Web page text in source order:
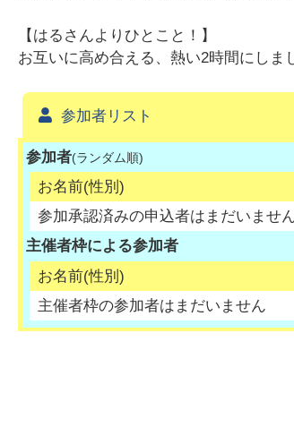
【はるさんよりひとこと！】
お互いに高め合える、熱い2時間にしま
参加者リスト
参加者(ランダム順)
お名前(性別)
参加承認済みの申込者はまだいませ
主催者枠による参加者
お名前(性別)
主催者枠の参加者はまだいません